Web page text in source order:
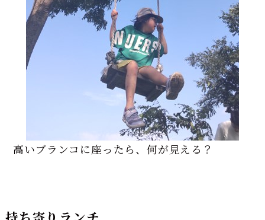
高いブランコに座ったら、何が見える？